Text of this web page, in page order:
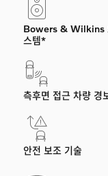
Bowers & Wilkins
스템*
측후면 접근 차량 경
안전 보조 기술